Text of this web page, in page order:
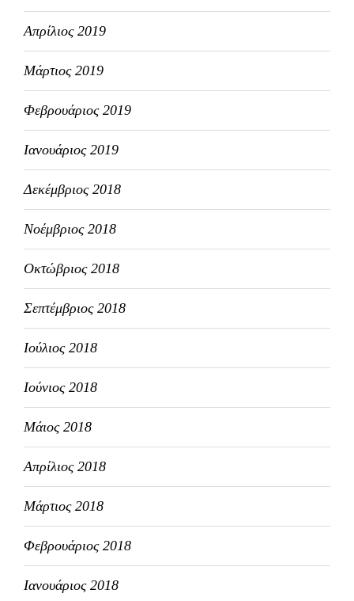
Απρίλιος 2019
Μάρτιος 2019
Φεβρουάριος 2019
Ιανουάριος 2019
Δεκέμβριος 2018
Νοέμβριος 2018
Οκτώβριος 2018
Σεπτέμβριος 2018
Ιούλιος 2018
Ιούνιος 2018
Μάιος 2018
Απρίλιος 2018
Μάρτιος 2018
Φεβρουάριος 2018
Ιανουάριος 2018